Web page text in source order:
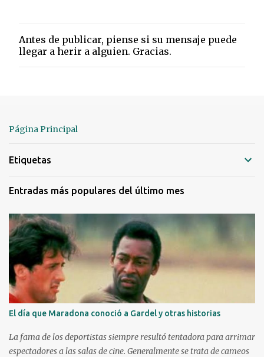
P
u
b
r
u
c
e
t
a
r
i
o
Antes de publicar, piense si su mensaje puede
llegar a herir a alguien. Gracias.
Página Principal
Etiquetas
Entradas más populares del último mes
El día que Maradona conoció a Gardel y otras historias
La fama de los deportistas siempre resultó tentadora para arrimar
espectadores a las salas de cine. Generalmente se trata de cameos